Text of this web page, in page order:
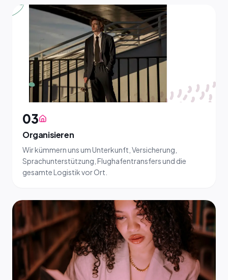
03
Organisieren
Wir kümmern uns um Unterkunft, Versicherung,
Sprachunterstützung, Flughafentransfers und die
gesamte Logistik vor Ort.